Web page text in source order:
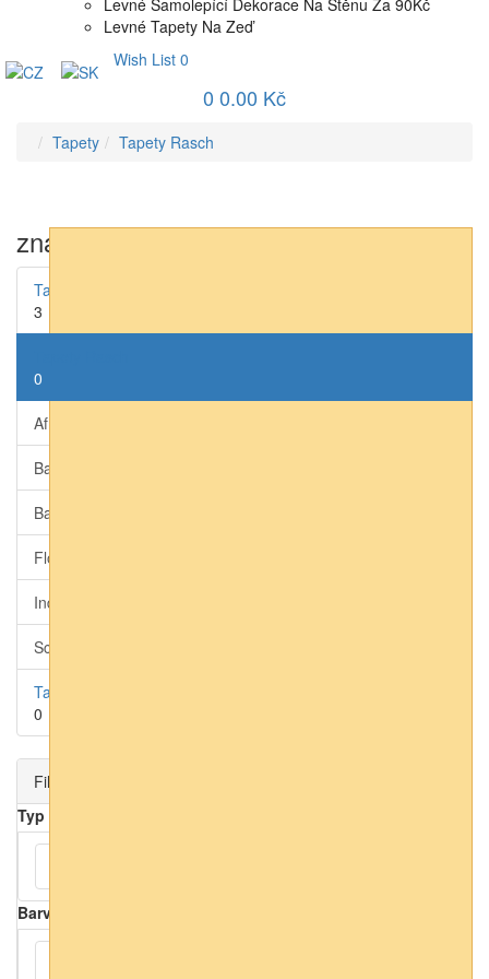
Levné Samolepící Dekorace Na Stěnu Za 90Kč
Levné Tapety Na Zeď
Wish List 0
0 0.00 Kč
Tapety Tapety Rasch
značka
Tapety AS-Creation
3
0
African Queen III (přírodní)
Bambino XIX (dětské)
Barbara Home collection 3 (moderní)
Florentine 3 (přírodní)
Indian Style (grafika)
Schöner Wohnen (domácí značkové)
Tapety Erismann
0
Filtr
Typ
Barva